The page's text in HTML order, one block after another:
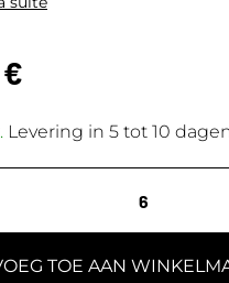
€
Levering in 5 tot 10
TOE AAN